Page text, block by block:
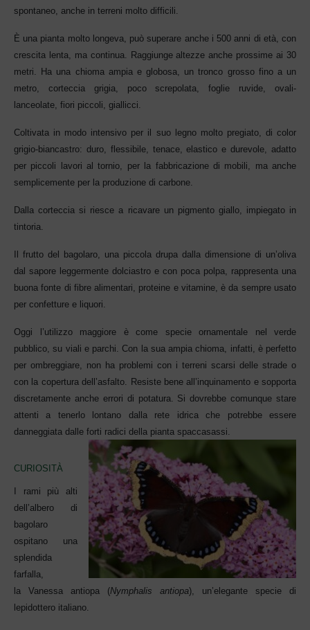
spontaneo, anche in terreni molto difficili.
È una pianta molto longeva, può superare anche i 500 anni di età, con
crescita lenta, ma continua. Raggiunge altezze anche prossime ai 30
metri. Ha una chioma ampia e globosa, un tronco grosso fino a un
metro, corteccia grigia, poco screpolata, foglie ruvide, ovali-
lanceolate, fiori piccoli, giallicci.
Coltivata in modo intensivo per il suo legno molto pregiato, di color
grigio-biancastro: duro, flessibile, tenace, elastico e durevole, adatto
per piccoli lavori al tornio, per la fabbricazione di mobili, ma anche
semplicemente per la produzione di carbone.
Dalla corteccia si riesce a ricavare un pigmento giallo, impiegato in
tintoria.
Il frutto del bagolaro, una piccola drupa dalla dimensione di un’oliva
dal sapore leggermente dolciastro e con poca polpa, rappresenta una
buona fonte di fibre alimentari, proteine e vitamine, è da sempre usato
per confetture e liquori.
Oggi l’utilizzo maggiore è come specie ornamentale nel verde
pubblico, su viali e parchi. Con la sua ampia chioma, infatti, è perfetto
per ombreggiare, non ha problemi con i terreni scarsi delle strade o
con la copertura dell’asfalto. Resiste bene all’inquinamento e sopporta
discretamente anche errori di potatura. Si dovrebbe comunque stare
attenti a tenerlo lontano dalla rete idrica che potrebbe essere
danneggiata dalle forti rad ici della pianta spaccasassi.
CURIOSITÀ
I rami più alti
dell’albero di
bagolaro
ospitano una
splendida
farfalla,
la Vanessa antiopa (Nymphalis antiopa), un’elegante specie di
lepidottero italiano.